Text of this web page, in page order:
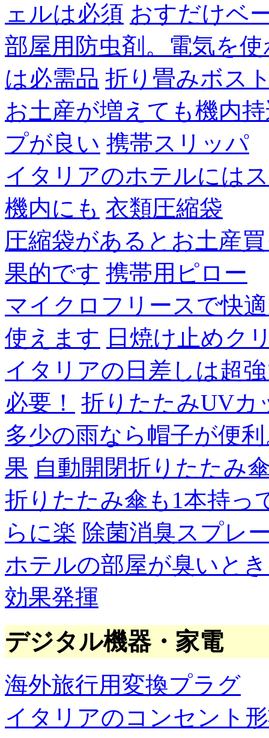
ェルは必須 おすだけベ
部屋用防虫剤。電気を
は必需品 折り畳みボス
お土産が増えても機内
プが良い 携帯スリッパ
イタリアのホテルには
機内にも 衣類圧縮袋
圧縮袋があるとお土産
果的です 携帯用ピロー
マイクロフリースで快
使えます 日焼け止めク
イタリアの日差しは超
必要！
折りたたみUVカ
多少の雨なら帽子が便
果 自動開閉折りたたみ
折りたたみ傘も1本持っ
らに楽 除菌消臭スプレ
ホテルの部屋が臭いと
効果発揮
デジタル機器・家電
海外旅行用変換プラグ
イタリアのコンセント